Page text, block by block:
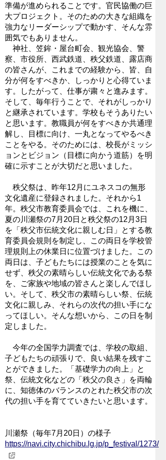
準備が進められることです。官民協働の巨
大プロジェクト。そのための大きな組織を
強力なリーダーシップで動かす、そんな雰
囲気でもありません。
神社、笠鉾・屋台町会、観光協会、警
察、市役所、西武鉄道、秩父鉄道、露店商
の皆さんが、これまでの経験から、皆、自
分が何をすべきか、しっかりと心得ていま
す。したがって、仕事が粛々と進みます。
そして、毎年行うことで、それがしっかり
と継承されています。学校もそうありたい
と思います。教職員が何をすべきか共通理
解し、目標に向け、一丸となってやるべき
ことをやる。そのためには、校長がミッシ
ョンとビジョン（目標に向かう道筋）を明
確に示すことが大切だと思いました。
秩父祭は、昨年12月にユネスコの無形
文化遺産に登録されました。それから1
年。秩父市教育委員会では、これを機に、
夏の川瀬祭の7月20日と秩父祭の12月3日
を「秩父市伝統文化に親しむ日」とする教
育委員会規則を制定し、この両日を学校管
理規則上の休業日に位置づけました。この
両日は、子どもたちには授業のことを気に
せず、秩父の素晴らしい伝統文化である祭
を、ご家族や地域の皆さんと楽しんでほし
い。そして、秩父市の素晴らしい祭、伝統
文化に親しみ、それらの次代の担い手にな
ってほしい。そんな想いから、この日を制
定しました。
今年の全国学力調査では、学校の取組、
子どもたちの頑張りで、良い結果を残すこ
とができました。「基礎学力の向上」と
祭、伝統文化などの「秩父の良さ」を両輪
に、知徳体のバランスのとれた秩父市の次
代の担い手を育てていきたいと思います。
川瀬祭（毎年7月20日）の様子
https://navi.city.chichibu.lg.jp/p_festival/1273/